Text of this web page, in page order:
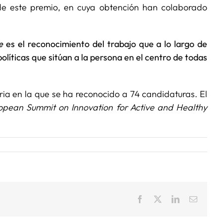
este premio, en cuya obtención han colaborado
es el reconocimiento del trabajo que a lo largo de
que sitúan a la persona en el centro de todas
en la que se ha reconocido a 74 candidaturas. El
Summit on Innovation for Active and Healthy
Facebook LinkedInCorreo